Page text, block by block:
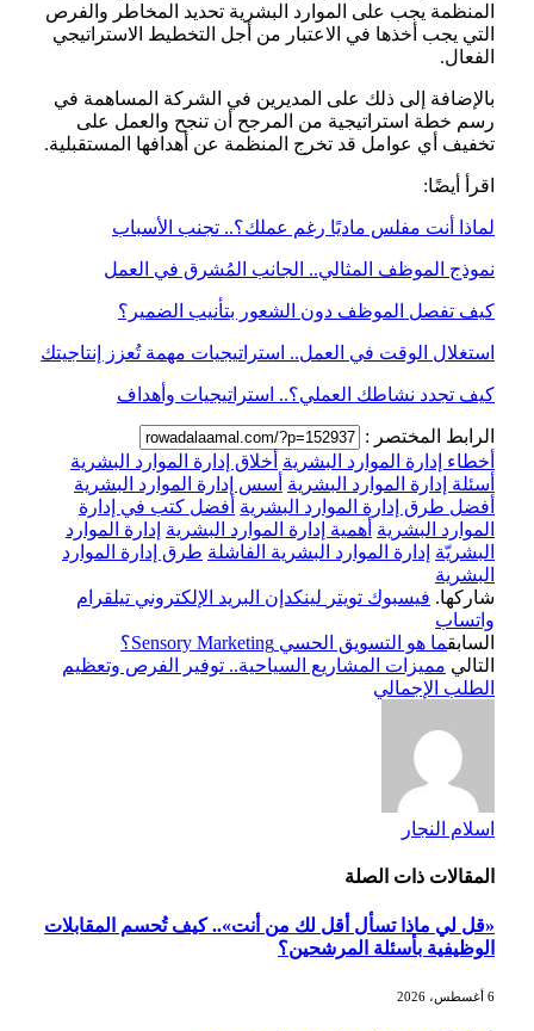
المنظمة يجب على الموارد البشرية تحديد المخاطر والفرص
التي يجب أخذها في الاعتبار من أجل التخطيط الاستراتيجي
الفعال.
بالإضافة إلى ذلك على المديرين في الشركة المساهمة في
رسم خطة استراتيجية من المرجح أن تنجح والعمل على
تخفيف أي عوامل قد تخرج المنظمة عن أهدافها المستقبلية.
اقرأ أيضًا:
لماذا أنت مفلس ماديًا رغم عملك؟.. تجنب الأسباب
نموذج الموظف المثالي.. الجانب المُشرق في العمل
كيف تفصل الموظف دون الشعور بتأنيب الضمير؟
استغلال الوقت في العمل.. استراتيجيات مهمة تُعزز إنتاجيتك
كيف تجدد نشاطك العملي؟.. استراتيجيات وأهداف
الرابط المختصر :
أخطاء إدارة الموارد البشرية
أخلاق إدارة الموارد البشرية
أسئلة إدارة الموارد البشرية
أسس إدارة الموارد البشرية
أفضل طرق إدارة الموارد البشرية
أفضل كتب في إدارة
الموارد البشرية أهمية إدارة الموارد البشرية إدارة الموارد
البشريّة إدارة الموارد البشرية الفاشلة طرق إدارة الموارد
البشرية
شاركها. فيسبوك تويتر لينكدإن البريد الإلكتروني تيلقرام
واتساب
السابقما هو التسويق الحسي Sensory Marketing؟
التالي مميزات المشاريع السياحية.. توفير الفرص وتعظيم
الطلب الإجمالي
اسلام النجار
المقالات ذات الصلة
«قل لي ماذا تسأل أقل لك من أنت».. كيف تُحسم المقابلات
الوظيفية بأسئلة المرشحين؟
6 أغسطس، 2026